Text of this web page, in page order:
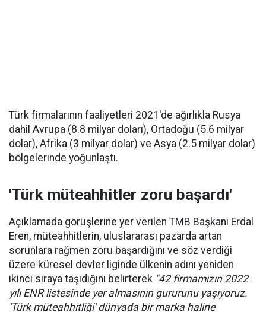
Türk firmalarının faaliyetleri 2021'de ağırlıkla Rusya
dahil Avrupa (8.8 milyar doları), Ortadoğu (5.6 milyar
dolar), Afrika (3 milyar dolar) ve Asya (2.5 milyar dolar)
bölgelerinde yoğunlaştı.
'Türk müteahhitler zoru başardı'
Açıklamada görüşlerine yer verilen TMB Başkanı Erdal
Eren, müteahhitlerin, uluslararası pazarda artan
sorunlara rağmen zoru başardığını ve söz verdiği
üzere küresel devler liginde ülkenin adını yeniden
ikinci sıraya taşıdığını belirterek "42 firmamızın 2022
yılı ENR listesinde yer almasının gururunu yaşıyoruz.
'Türk müteahhitliği' dünyada bir marka haline